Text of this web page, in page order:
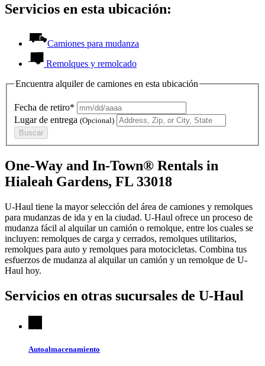
Servicios en esta ubicación:
Camiones para mudanza
Remolques y remolcado
Encuentra alquiler de camiones en esta ubicación
Fecha de retiro*
Lugar de entrega (Opcional)
Buscar
One-Way and In-Town® Rentals in
Hialeah Gardens, FL 33018
U-Haul tiene la mayor selección del área de camiones y remolques
para mudanzas de ida y en la ciudad. U-Haul ofrece un proceso de
mudanza fácil al alquilar un camión o remolque, entre los cuales se
incluyen: remolques de carga y cerrados, remolques utilitarios,
remolques para auto y remolques para motocicletas. Combina tus
esfuerzos de mudanza al alquilar un camión y un remolque de U-
Haul hoy.
Servicios en otras sucursales de U-Haul
Autoalmacenamiento